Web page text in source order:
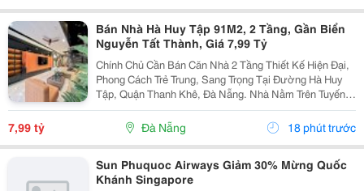
Bán Nhà Hà Huy Tập 91M2, 2 Tầng, Gần Biển
Nguyễn Tất Thành, Giá 7,99 Tỷ
Chính Chủ Cần Bán Căn Nhà 2 Tầng Thiết Kế Hiện Đại,
Phong Cách Trẻ Trung, Sang Trọng Tại Đường Hà Huy
Tập, Quận Thanh Khê, Đà Nẵng. Nhà Nằm Trên Tuyến
Đường Quy Hoạch 5M, Lề 3M, Khu Dân Cư Văn Minh,
An Ninh, Thuận Tiện An Cư Và Đầu Tư. Thông Tin Nổi...
7,99 tỷ Đà Nẵng 18 phút trước
Sun Phuquoc Airways Giảm 30% Mừng Quốc
Khánh Singapore